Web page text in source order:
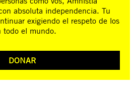
absoluta independencia. Tu
exigiendo el respeto de los
todo el mundo.
DONAR